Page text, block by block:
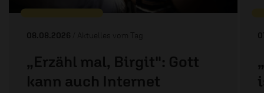
08.08.2026 / Aktuelles vom Tag
„Erzähl mal, Birgit": Gott
kann auch Internet